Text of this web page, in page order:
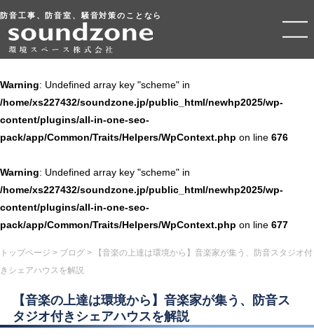
Warning: Undefined array key "scheme" in
/home/xs227432/soundzone.jp/public_html/newhp2025/wp-
content/plugins/all-in-one-seo-
pack/app/Common/Traits/Helpers/WpContext.php on line 676
Warning: Undefined array key "scheme" in
/home/xs227432/soundzone.jp/public_html/newhp2025/wp-
content/plugins/all-in-one-seo-
pack/app/Common/Traits/Helpers/WpContext.php on line 677
防音工事、防音室、騒音対策のことなら
トップページ > ブログ >
【音楽の上達は環境から】音楽家が集う、防音スタジオ付
きシェアハウスを解説
【音楽の上達は環境から】音楽家が集う、防音ス
タジオ付きシェアハウスを解説